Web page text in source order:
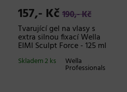
157,- Kč 190,- Kč
Tvarující gel na vlasy s
extra silnou fixací Wella
EIMI Sculpt Force - 125 ml
Wella
Professionals
Skladem 2 ks